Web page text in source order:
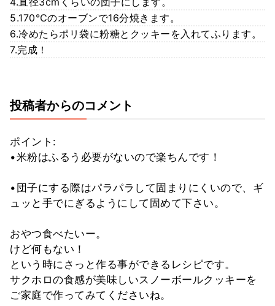
5.170℃のオーブンで16分焼きます。
6.冷めたらポリ袋に粉糖とクッキーを入れてふります。
7.完成！
投稿者からのコメント
ポイント:
•米粉はふるう必要がないので楽ちんです！
•団子にする際はパラパラして固まりにくいので、ギ
ュッと手でにぎるようにして固めて下さい。
おやつ食べたいー。
けど何もない！
という時にさっと作る事ができるレシピです。
サクホロの食感が美味しいスノーボールクッキーを
ご家庭で作ってみてくださいね。